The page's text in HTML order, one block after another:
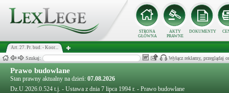
STRONA
GŁÓWNA
AKTY
PRAWNE
DOKUMENTY
Art. 27. Pr. bud. - Koor...
Szukaj: Wyłącz reklamy, przeglądaj
Prawo budowlane
Stan prawny aktualny na dzień: 07.08.2026
Dz.U.2026.0.524 t.j. - Ustawa z dnia 7 lipca 1994 r. - Prawo budowlane